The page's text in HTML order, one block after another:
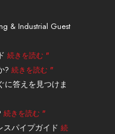
グ
ラ
ブ
ッ
& Industrial Guest
続きを読む "
? 続きを読む "
に答えを見つけま
続きを読む "
スパイプガイド 続